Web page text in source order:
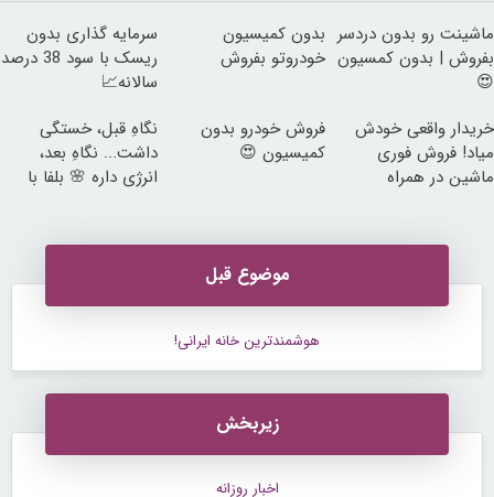
ماشینت رو بدون دردسر
بفروش | بدون کمسیون
😍
بدون کمیسیون
خودروتو بفروش
سرمایه گذاری بدون
ریسک با سود 38 درصد
سالانه📈
خریدار واقعی خودش
میاد! فروش فوری
ماشین در همراه
فروش خودرو بدون
کمیسیون 😍
نگاهِ قبل، خستگی
داشت... نگاهِ بعد،
انرژی داره 🌸 بلفا با
موضوع قبل
هوشمندترین خانه ایرانی!
زیربخش
اخبار روزانه